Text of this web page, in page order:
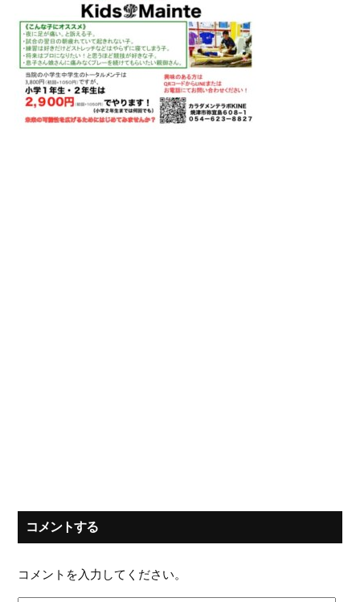
コメントする
コメントを入力してください。